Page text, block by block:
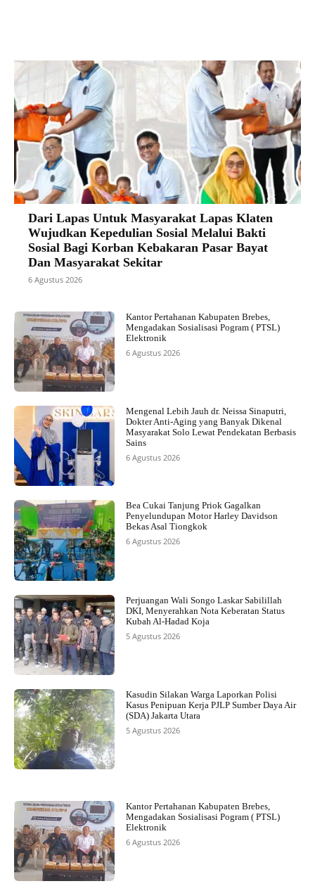
Dari Lapas Untuk Masyarakat Lapas Klaten
Wujudkan Kepedulian Sosial Melalui Bakti
Sosial Bagi Korban Kebakaran Pasar Bayat
Dan Masyarakat Sekitar
6 Agustus 2026
Kantor Pertahanan Kabupaten Brebes,
Mengadakan Sosialisasi Pogram ( PTSL)
Elektronik
6 Agustus 2026
Mengenal Lebih Jauh dr. Neissa Sinaputri,
Dokter Anti-Aging yang Banyak Dikenal
Masyarakat Solo Lewat Pendekatan Berbasis
Sains
6 Agustus 2026
Bea Cukai Tanjung Priok Gagalkan
Penyelundupan Motor Harley Davidson
Bekas Asal Tiongkok
6 Agustus 2026
Perjuangan Wali Songo Laskar Sabilillah
DKI, Menyerahkan Nota Keberatan Status
Kubah Al-Hadad Koja
5 Agustus 2026
Kasudin Silakan Warga Laporkan Polisi
Kasus Penipuan Kerja PJLP Sumber Daya Air
(SDA) Jakarta Utara
5 Agustus 2026
Kantor Pertahanan Kabupaten Brebes,
Mengadakan Sosialisasi Pogram ( PTSL)
Elektronik
6 Agustus 2026